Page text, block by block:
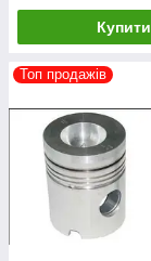
Купити
Топ продажів